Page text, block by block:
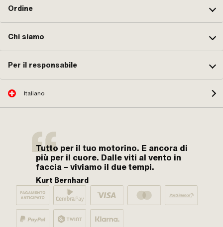
Ordine
Chi siamo
Per il responsabile
Italiano
Tutto per il tuo motorino. E ancora di
più per il cuore. Dalle viti al vento in
faccia – viviamo il due tempi.
Kurt Bernhard